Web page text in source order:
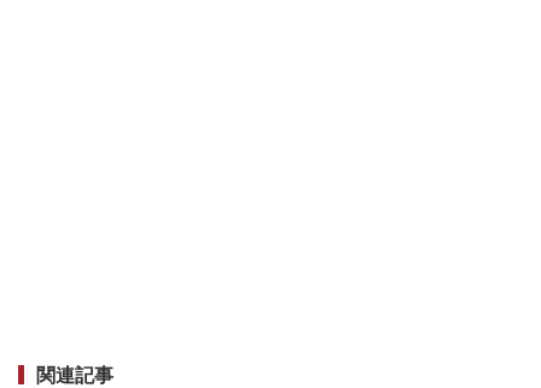
関連記事